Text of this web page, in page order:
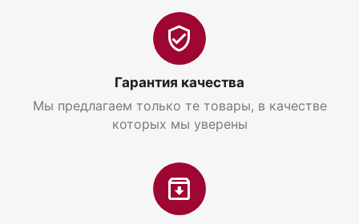
Гарантия качества
Мы предлагаем только те товары, в качестве
которых мы уверены